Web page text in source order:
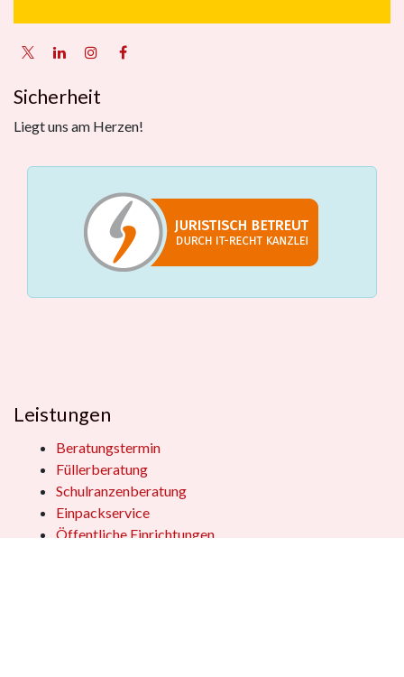
Sicherheit
Liegt uns am Herzen!
Leistungen
Beratungstermin
Füllerberatung
Schulranzenberatung
Einpackservice
Öffentliche Einrichtungen